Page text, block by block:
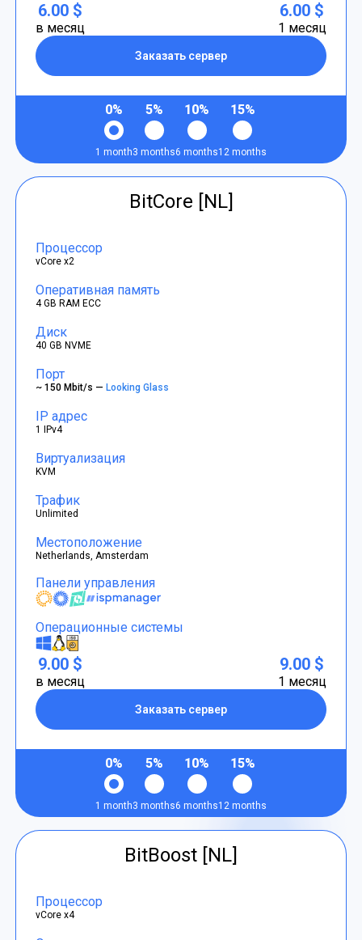
6.00 $
в месяц
Заказать сервер
6.00 $
1 месяц
0%
1 month
5%
3 months
10%
6 months
15%
12 months
BitCore [NL]
Процессор
vCore x2
Оперативная память
4 GB RAM ECC
Диск
40 GB NVME
Порт
~ 150 Mbit/s —Looking Glass
IP адрес
1 IPv4
Виртуализация
KVM
Трафик
Unlimited
Местоположение
Netherlands, Amsterdam
Панели управления
Операционные системы
9.00 $
в месяц
Заказать сервер
9.00 $
1 месяц
0%
1 month
5%
3 months
10%
6 months
15%
12 months
BitBoost [NL]
Процессор
vCore x4